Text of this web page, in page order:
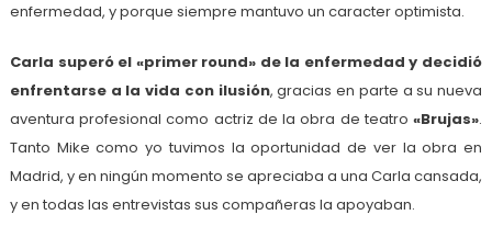
enfermedad, y porque siempre mantuvo un caracter optimista.
Carla superó el «primer round» de la enfermedad y decidió
enfrentarse a la vida con ilusión, gracias en parte a su nueva
aventura profesional como actriz de la obra de teatro«Brujas».
Tanto Mike como yo tuvimos la oportunidad de ver la obra en
Madrid, y en ningún momento se apreciaba a una Carla cansada,
y en todas las entrevistas sus compañeras la apoyaban.